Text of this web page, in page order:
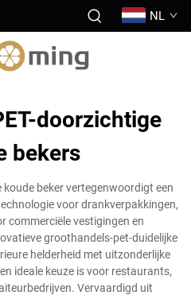
NL
doorzichtige
bekers
beker vertegenwoordigt een
voor drankverpakkingen,
commerciële vestigingen en
groothandels-pet-duidelijke
helderheid met uitzonderlijke
ideale keuze is voor restaurants,
Vervaardigd uit